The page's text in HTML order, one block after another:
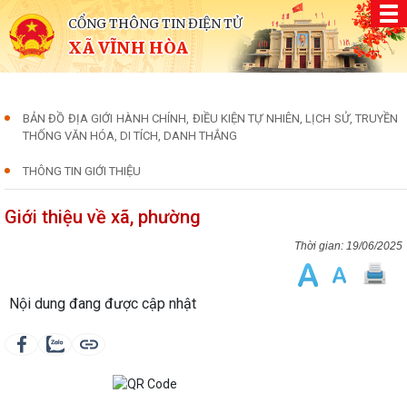
CỔNG THÔNG TIN ĐIỆN TỬ
XÃ VĨNH HÒA
BẢN ĐỒ ĐỊA GIỚI HÀNH CHÍNH, ĐIỀU KIỆN TỰ NHIÊN, LỊCH SỬ, TRUYỀN
THỐNG VĂN HÓA, DI TÍCH, DANH THẮNG
THÔNG TIN GIỚI THIỆU
Giới thiệu về xã, phường
19/06/2025
Nội dung đang được cập nhật